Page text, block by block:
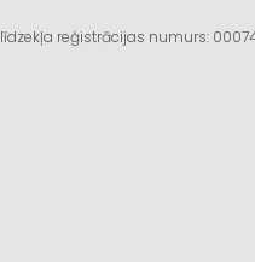
reģistrācijas numurs: